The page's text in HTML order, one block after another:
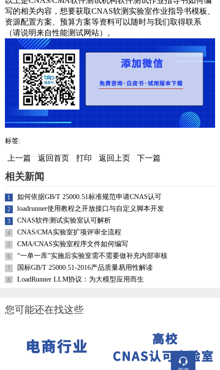
写的相关内容，想要获取CNAS软测实验室作业指导书模板、
资源配置方案、预算方案等资料可以随时与我们取得联系
（请说明来自性能测试网站）。
标签:
上一篇 返回首页 打印 返回上页 下一篇
相关新闻
1 如何依据GB/T 25000.51标准规范申请CNAS认可
2 loadrunner使用教程之开放接口与自定义脚本开发
3 CNAS软件测试实验室认可解析
4 CNAS/CMA实验室扩项评审全流程
5 CMA/CNAS实验室程序文件如何编写
6 “一单一库”实施后实验室需不需要做补充内部审核
7 国标GB/T 25000.51-2016产品质量易用性解读
8 LoadRunner LLM协议：为大模型应用而生
您可能还在找这些